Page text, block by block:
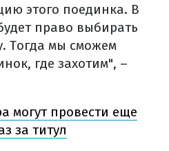
этого поединка. В
право выбирать
Тогда мы сможем
где захотим", –
могут провести еще
за титул